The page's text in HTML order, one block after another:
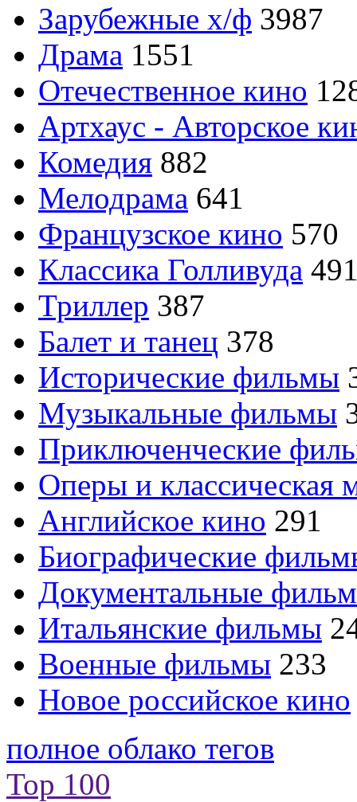
Зарубежные х/ф 3987
Драма 1551
Отечественное кино
Артхаус - Авторское
Комедия 882
Мелодрама 641
Французское кино 570
Классика Голливуда
Триллер 387
Балет и танец 378
Исторические фильмы
Музыкальные фильмы
Приключенческие
Оперы и классическая
Английское кино 291
Биографические
Документальные
Итальянские фильмы
Военные фильмы 233
Новое российское кино
полное облако тегов
Top 100